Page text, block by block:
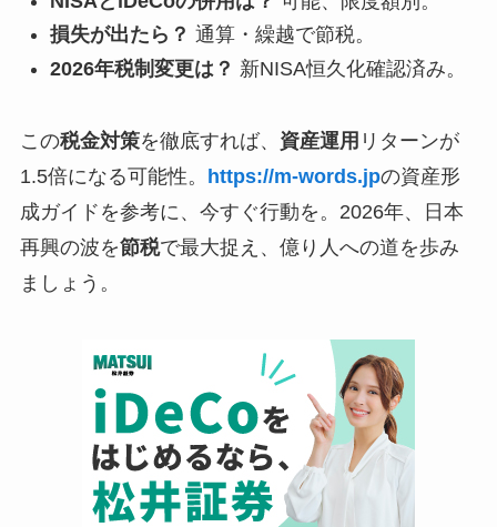
損失が出たら？ 通算・繰越で節税。
2026年税制変更は？ 新NISA恒久化確認済み。
この税金対策を徹底すれば、 資産運用 リターンが
1.5倍になる可能性。 https://m-words.jpの資産形
成ガイドを参考に、今すぐ行動を。2026年、日本
再興の波を節税で最大捉え、億り人への道を歩み
ましょう。